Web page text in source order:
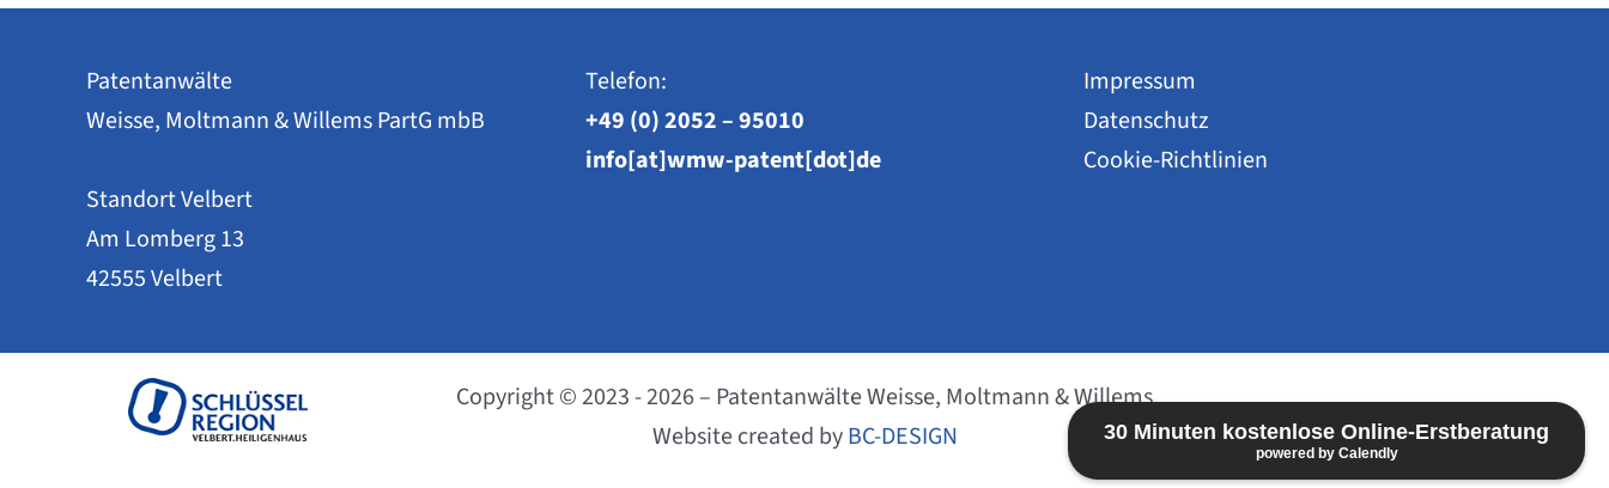
30 Minuten kostenlose Online-Erstberatung
powered by Calendly
Patentanwälte
Weisse, Moltmann & Willems PartG mbB
Standort Velbert
Am Lomberg 13
42555 Velbert
Telefon:
+49 (0) 2052 – 95010
info[at]wmw-patent[dot]de
Impressum
Datenschutz
Cookie-Richtlinien
Copyright © 2023 - 2026 – Patentanwälte Weisse, Moltmann & Willems
Website created byBC-DESIGN